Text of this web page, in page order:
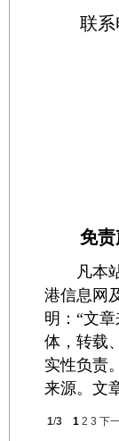
联系电
免责
凡本站
港信息网
明：“文
体，转载
实性负责
来源。文
1/3 1 2 3 下